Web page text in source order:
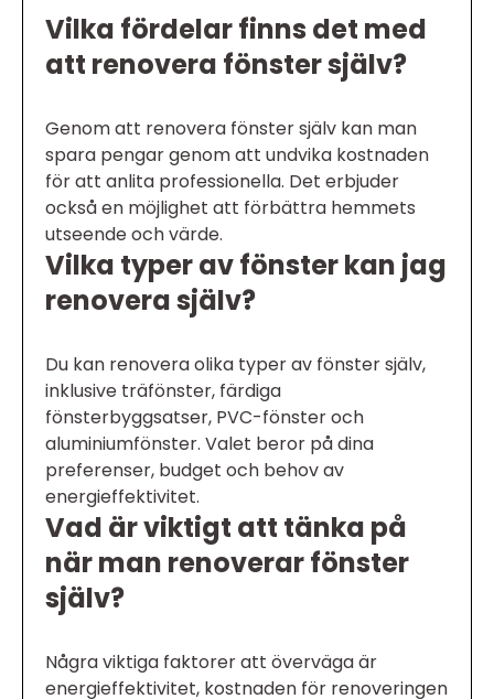
Vilka fördelar finns det med
att renovera fönster själv?
Genom att renovera fönster själv kan man
spara pengar genom att undvika kostnaden
för att anlita professionella. Det erbjuder
också en möjlighet att förbättra hemmets
utseende och värde.
Vilka typer av fönster kan jag
renovera själv?
Du kan renovera olika typer av fönster själv,
inklusive träfönster, färdiga
fönsterbyggsatser, PVC-fönster och
aluminiumfönster. Valet beror på dina
preferenser, budget och behov av
energieffektivitet.
Vad är viktigt att tänka på
när man renoverar fönster
själv?
Några viktiga faktorer att överväga är
energieffektivitet, kostnaden för renoveringen